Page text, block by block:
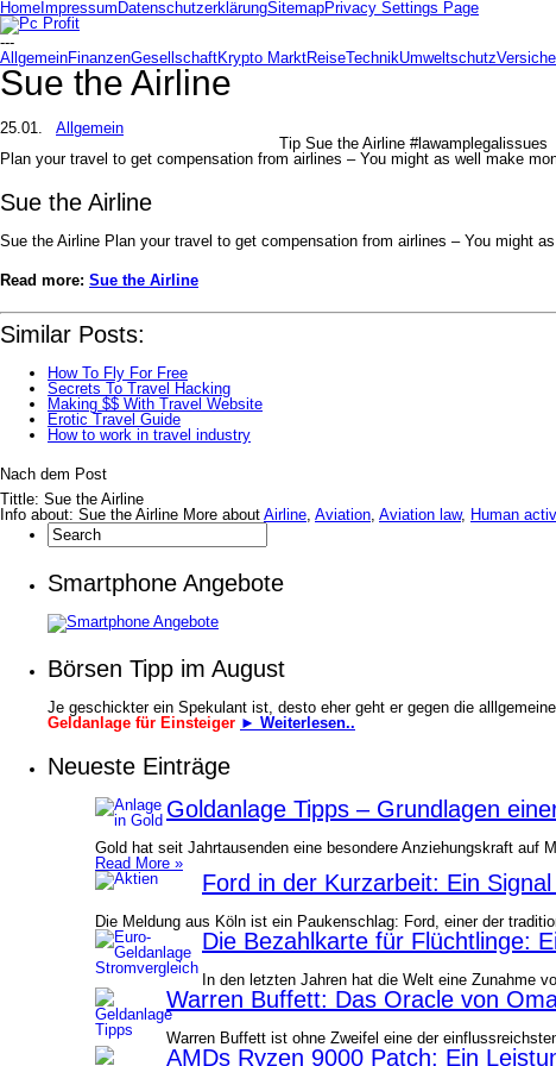
Home Impressum DatenschutzerklärungSitemapPrivacy Settings Page
---
AllgemeinFinanzenGesellschaftKrypto MarktReiseTechnikUmweltschutz
Sue the Airline
25.01.
Allgemein
Tip Sue the Airline #lawamplegalissues
Plan your travel to get compensation from airlines – You might as well make
Sue the Airline
Sue the Airline Plan your travel to get compensation from airlines – You might
Read more: Sue the Airline
Similar Posts:
How To Fly For Free
Secrets To Travel Hacking
Making $$ With Travel Website
Erotic Travel Guide
How to work in travel industry
Nach dem Post
Tittle: Sue the Airline
Info about: Sue the Airline More about Airline Aviation Aviation law, Human
Smartphone Angebote
Börsen Tipp im August
Je geschickter ein Spekulant ist, desto eher geht er gegen die
Geldanlage für Einsteiger ► Weiterlesen..
Neueste Einträge
Goldanlage Tipps – Grundlagen
Gold hat seit Jahrtausenden eine besondere Anziehungskraft
Read More »
Ford in der Kurzarbeit: Ein
Die Meldung aus Köln ist ein Paukenschlag: Ford, einer der
Die Bezahlkarte für Flüchtlinge:
In den letzten Jahren hat die Welt eine Zunahme
Warren Buffett: Das Oracle von
Warren Buffett ist ohne Zweifel eine der
AMDs Ryzen 9000 Patch: Ein